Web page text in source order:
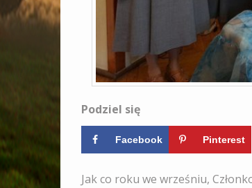
Podziel się
Facebook Pinterest
Jak co roku we wrześniu,